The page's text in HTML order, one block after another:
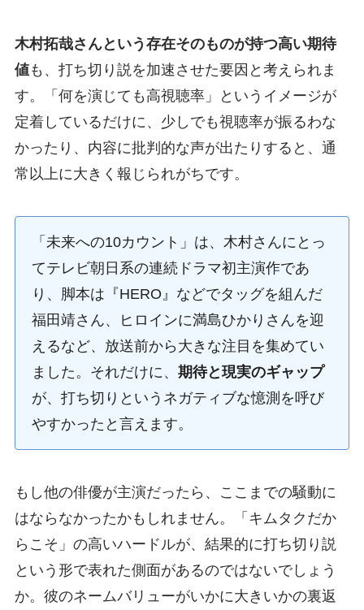
木村拓哉さんという存在そのものが持つ高い期待
値も、打ち切り説を加速させた要因と考えられま
す。「何を演じても高視聴率」というイメージが
定着しているだけに、少しでも視聴率が振るわな
かったり、内容に批判的な声が出たりすると、通
常以上に大きく報じられがちです。
「未来への10カウント」は、木村さんにとっ
てテレビ朝日系の連続ドラマ初主演作であ
り、脚本は『HERO』などでタッグを組んだ
福田靖さん、ヒロインに満島ひかりさんを迎
えるなど、放送前から大きな注目を集めてい
ました。それだけに、 期待と現実のギャップ
が、打ち切りというネガティブな憶測を呼び
やすかったと言えます。
もし他の俳優が主演だったら、ここまでの騒動に
はならなかったかもしれません。「キムタクだか
らこそ」の高いハードルが、結果的に打ち切り説
という形で表れた側面があるのではないでしょう
か。彼のネームバリューがいかに大きいかの裏返